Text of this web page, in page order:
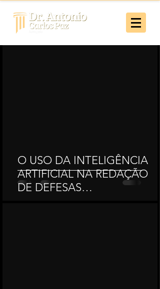
O USO DA INTELIGÊNCIA
ARTIFICIAL NA REDAÇÃO
DE DEFESAS